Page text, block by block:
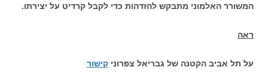
המשורר האלמוני מתבקש להזדהות כדי לקבל קרדיט על יצירתו.
ראה
על תל אביב הקטנה של גבריאל צפרוני קישור